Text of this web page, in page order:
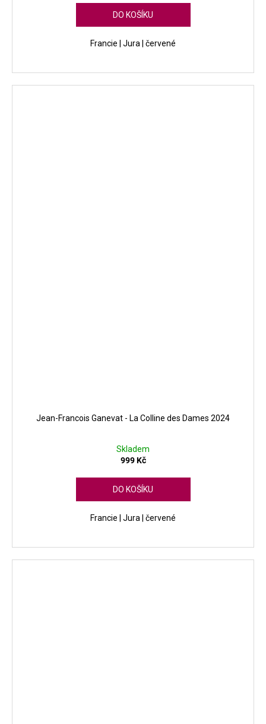
DO KOŠÍKU
Francie | Jura | červené
Jean-Francois Ganevat - La Colline des Dames 2024
Skladem
999 Kč
DO KOŠÍKU
Francie | Jura | červené